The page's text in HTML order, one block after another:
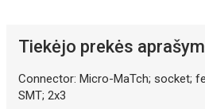
Tiekėjo prekės
Connector: Micro-MaTch; socket;
SMT; 2x3